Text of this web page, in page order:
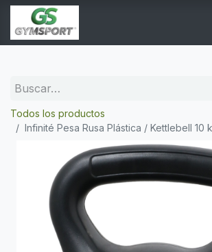
Todos los productos
Infinité Pesa Rusa Plástica / Kettlebell 10